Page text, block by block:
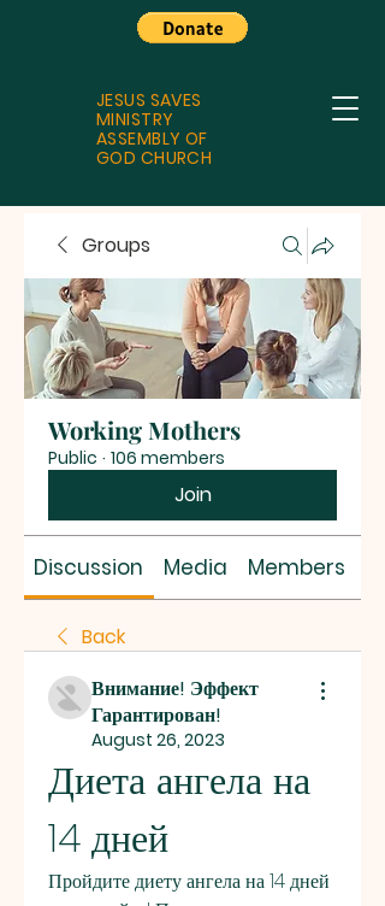
JESUS SAVES
MINISTRY
ASSEMBLY OF
GOD CHURCH
Groups
Working Mothers
Public · 106 members
Join
Discussion Media Members
Back
Внимание! Эффект
Гарантирован!
August 26, 2023
Диета ангела на
14 дней
Пройдите диету ангела на 14 дней